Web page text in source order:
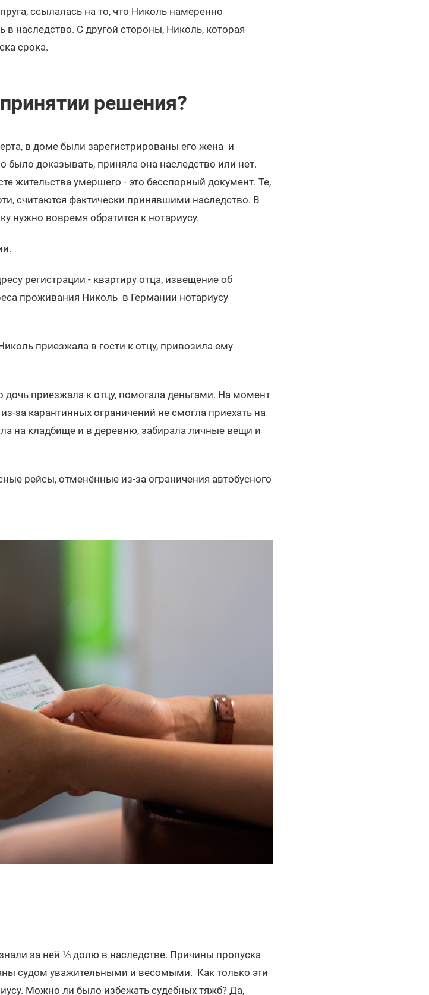
ссылалась на то, что Николь намеренно
в наследство. С другой стороны, Николь, которая
срока.
решения?
в доме были зарегистрированы его жена и
было доказывать, приняла она наследство или нет.
жительства умершего - это бесспорный документ. Те,
считаются фактически принявшими наследство. В
нужно вовремя обратится к нотариусу.
регистрации - квартиру отца, извещение об
проживания Николь в Германии нотариусу
приезжала в гости к отцу, привозила ему
дочь приезжала к отцу, помогала деньгами. На момент
за карантинных ограничений не смогла приехать на
на кладбище и в деревню, забирала личные вещи и
рейсы, отменённые из-за ограничения автобусного
за ней ⅓ долю в наследстве. Причины пропуска
судом уважительными и весомыми. Как только эти
Можно ли было избежать судебных тяжб? Да,